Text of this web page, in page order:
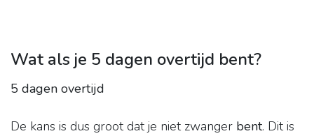
Wat als je 5 dagen overtijd bent?
5 dagen overtijd
De kans is dus groot dat je niet zwanger bent. Dit is